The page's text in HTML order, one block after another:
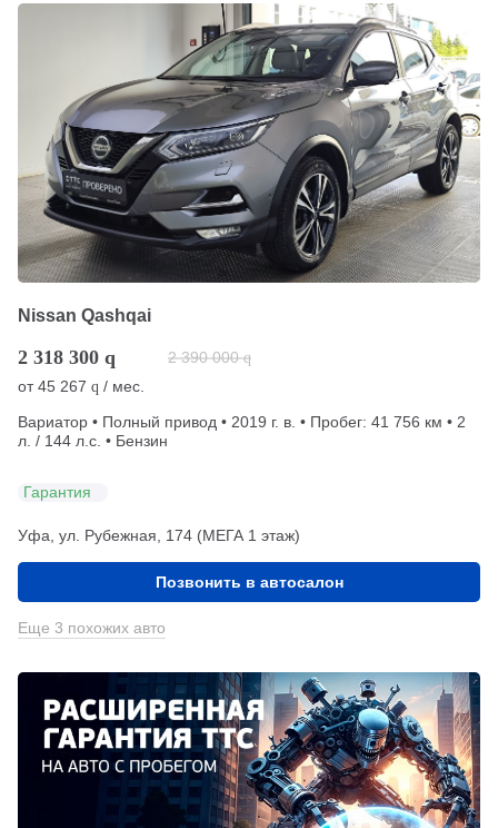
Nissan Qashqai
2 318 300 q 2 390 000 q
от45 267 q / мес.
Вариатор • Полный привод • 2019 г. в. • Пробег: 41 756 км • 2
л. / 144 л.с. • Бензин
Гарантия
Уфа, ул. Рубежная, 174 (МЕГА 1 этаж)
Позвонить в автосалон
Еще 3 похожих авто